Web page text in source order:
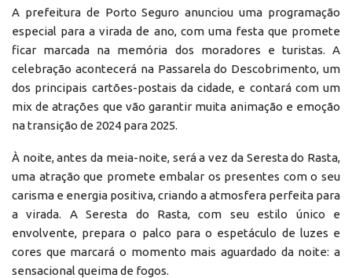
A prefeitura de Porto Seguro anunciou uma programação
especial para a virada de ano, com uma festa que promete
ficar marcada na memória dos moradores e turistas. A
celebração acontecerá na Passarela do Descobrimento, um
dos principais cartões-postais da cidade, e contará com um
mix de atrações que vão garantir muita animação e emoção
na transição de 2024 para 2025.
À noite, antes da meia-noite, será a vez da Seresta do Rasta,
uma atração que promete embalar os presentes com o seu
carisma e energia positiva, criando a atmosfera perfeita para
a virada. A Seresta do Rasta, com seu estilo único e
envolvente, prepara o palco para o espetáculo de luzes e
cores que marcará o momento mais aguardado da noite: a
sensacional queima de fogos.